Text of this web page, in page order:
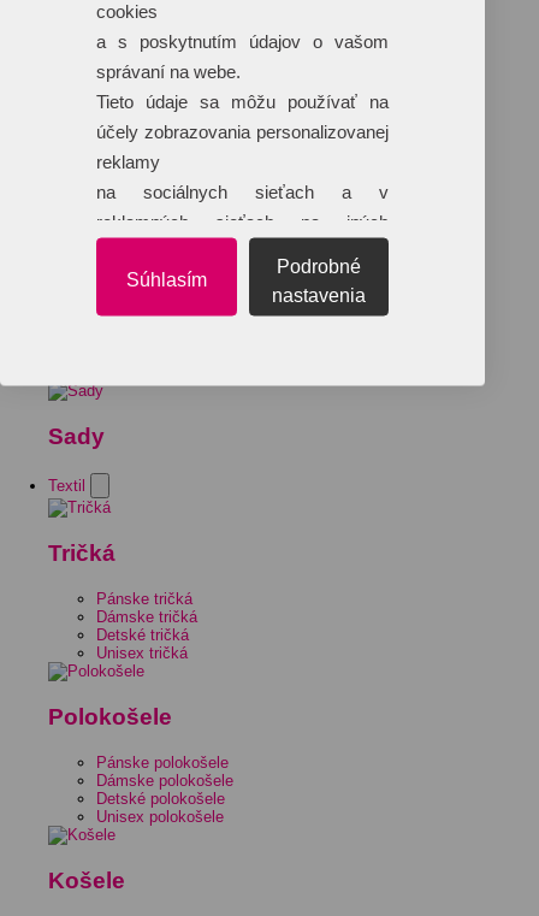
Sady
Textil
Tričká
Pánske tričká
Dámske tričká
Detské tričká
Unisex tričká
Polokošele
Pánske polokošele
Dámske polokošele
Detské polokošele
Unisex polokošele
Košele
cookies
a s poskytnutím údajov o vašom
správaní na webe.
Tieto údaje sa môžu používať na
účely zobrazovania personalizovanej
reklamy
na sociálnych sieťach a v
reklamných sieťach na iných
Súhlasím
Podrobné
nastavenia